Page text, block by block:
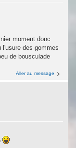
moment donc
l'usure des gommes
de bousculade
Aller au message